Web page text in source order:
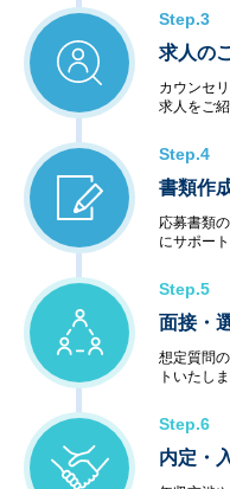
Step.3
求人の
カウンセ
求人をご
Step.4
書類作
応募書類
にサポー
Step.5
面接・
想定質問
トいたしま
Step.6
内定・